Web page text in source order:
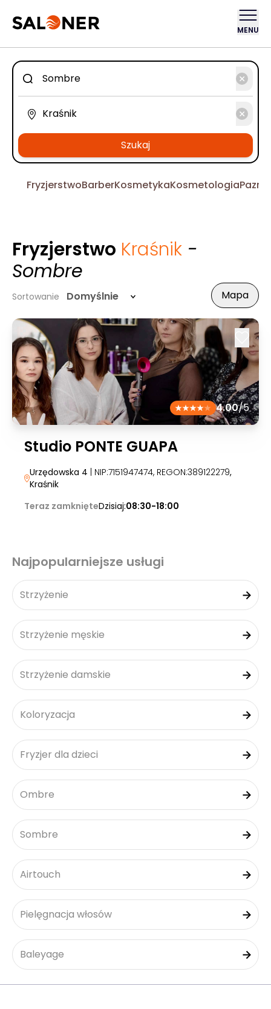
MENU
Szukaj
FryzjerstwoBarberKosmetykaKosmetologia
Fryzjerstwo Kraśnik -
Sombre
Sortowanie Domyślnie Mapa
4.00/5
Studio PONTE GUAPA
Urzędowska 4 | NIP:7151947474, REGON:389122279,
Kraśnik
Teraz zamknięteDzisiaj:08:30-18:00
Najpopularniejsze usługi
Strzyżenie
Strzyżenie męskie
Strzyżenie damskie
Koloryzacja
Fryzjer dla dzieci
Ombre
Sombre
Airtouch
Pielęgnacja włosów
Baleyage